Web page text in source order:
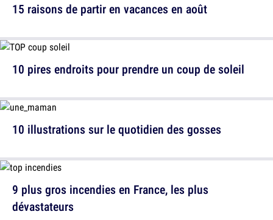
15 raisons de partir en vacances en août
10 illustrations sur le quotidien des gosses
10 pires endroits pour prendre un coup de soleil
9 plus gros incendies en France, les plus
dévastateurs